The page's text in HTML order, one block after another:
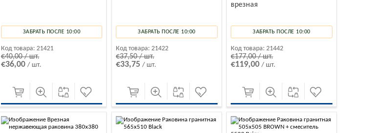
ЗАБРАТЬ ПОСЛЕ 10:00
Код товара: 21421
€40,00 / шт.
€36,00 / шт.
ЗАБРАТЬ ПОСЛЕ 10:00
Код товара: 21422
€37,50 / шт.
€33,75 / шт.
врезная
ЗАБРАТЬ ПОСЛЕ 10:00
Код товара: 21442
€177,00 / шт.
€119,00/ шт.